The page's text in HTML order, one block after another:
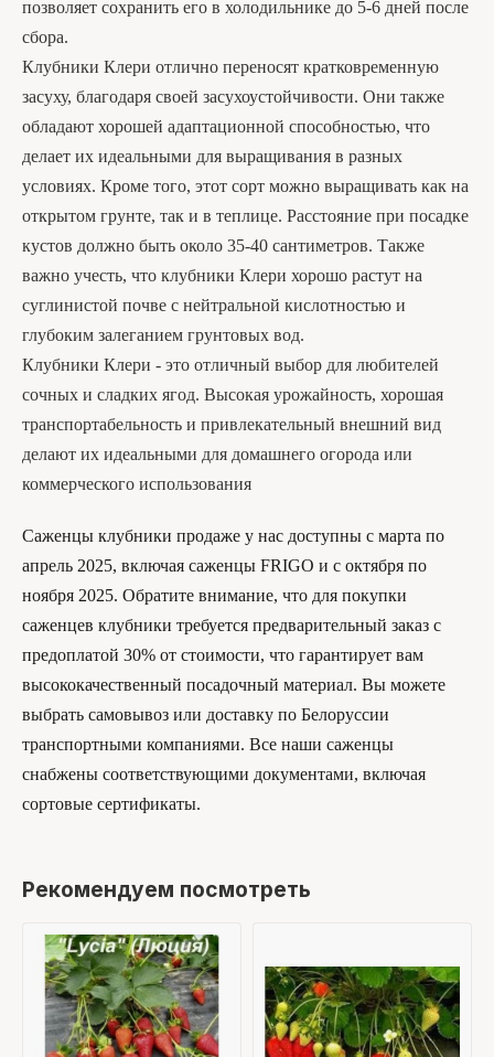
позволяет сохранить его в холодильнике до 5-6 дней после
сбора.
Клубники Клери отлично переносят кратковременную
засуху, благодаря своей засухоустойчивости. Они также
обладают хорошей адаптационной способностью, что
делает их идеальными для выращивания в разных
условиях. Кроме того, этот сорт можно выращивать как на
открытом грунте, так и в теплице. Расстояние при посадке
кустов должно быть около 35-40 сантиметров. Также
важно учесть, что клубники Клери хорошо растут на
суглинистой почве с нейтральной кислотностью и
глубоким залеганием грунтовых вод.
Клубники Клери - это отличный выбор для любителей
сочных и сладких ягод. Высокая урожайность, хорошая
транспортабельность и привлекательный внешний вид
делают их идеальными для домашнего огорода или
коммерческого использования
Саженцы клубники продаже у нас доступны с марта по
апрель 2025, включая саженцы FRIGO и с октября по
ноября 2025. Обратите внимание, что для покупки
саженцев клубники требуется предварительный заказ с
предоплатой 30% от стоимости, что гарантирует вам
высококачественный посадочный материал. Вы можете
выбрать самовывоз или доставку по Белоруссии
транспортными компаниями. Все наши саженцы
снабжены соответствующими документами, включая
сортовые сертификаты.
Рекомендуем посмотреть